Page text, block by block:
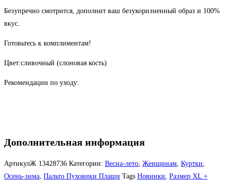
Безупречно смотрится, дополнит ваш безукоризненный образ и 100%
вкус.
Готовьтесь к комплиментам!
Цвет:сливочный (слоновая кость)
Рекомендации по уходу:
Дополнительная информация
АртикулЖ 13428736 Категории: Весна-лето, Женщинам, Куртки,
Осень-зима, Пальто Пуховики Плащи Tags Новинки, Размер XL +